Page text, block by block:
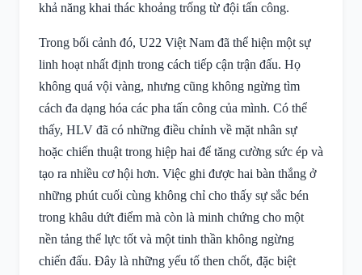
khả năng khai thác khoảng trống từ đội tấn công.
Trong bối cảnh đó, U22 Việt Nam đã thể hiện một sự
linh hoạt nhất định trong cách tiếp cận trận đấu. Họ
không quá vội vàng, nhưng cũng không ngừng tìm
cách đa dạng hóa các pha tấn công của mình. Có thể
thấy, HLV đã có những điều chỉnh về mặt nhân sự
hoặc chiến thuật trong hiệp hai để tăng cường sức ép và
tạo ra nhiều cơ hội hơn. Việc ghi được hai bàn thắng ở
những phút cuối cùng không chỉ cho thấy sự sắc bén
trong khâu dứt điểm mà còn là minh chứng cho một
nền tảng thể lực tốt và một tinh thần không ngừng
chiến đấu. Đây là những yếu tố then chốt, đặc biệt